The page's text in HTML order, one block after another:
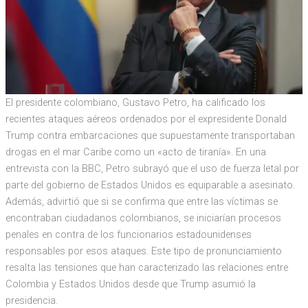
El presidente colombiano, Gustavo Petro, ha calificado los
recientes ataques aéreos ordenados por el expresidente Donald
Trump contra embarcaciones que supuestamente transportaban
drogas en el mar Caribe como un «acto de tiranía». En una
entrevista con la BBC, Petro subrayó que el uso de fuerza letal por
parte del gobierno de Estados Unidos es equiparable a asesinato.
Además, advirtió que si se confirma que entre las víctimas se
encontraban ciudadanos colombianos, se iniciarían procesos
penales en contra de los funcionarios estadounidenses
responsables por esos ataques. Este tipo de pronunciamiento
resalta las tensiones que han caracterizado las relaciones entre
Colombia y Estados Unidos desde que Trump asumió la
presidencia.